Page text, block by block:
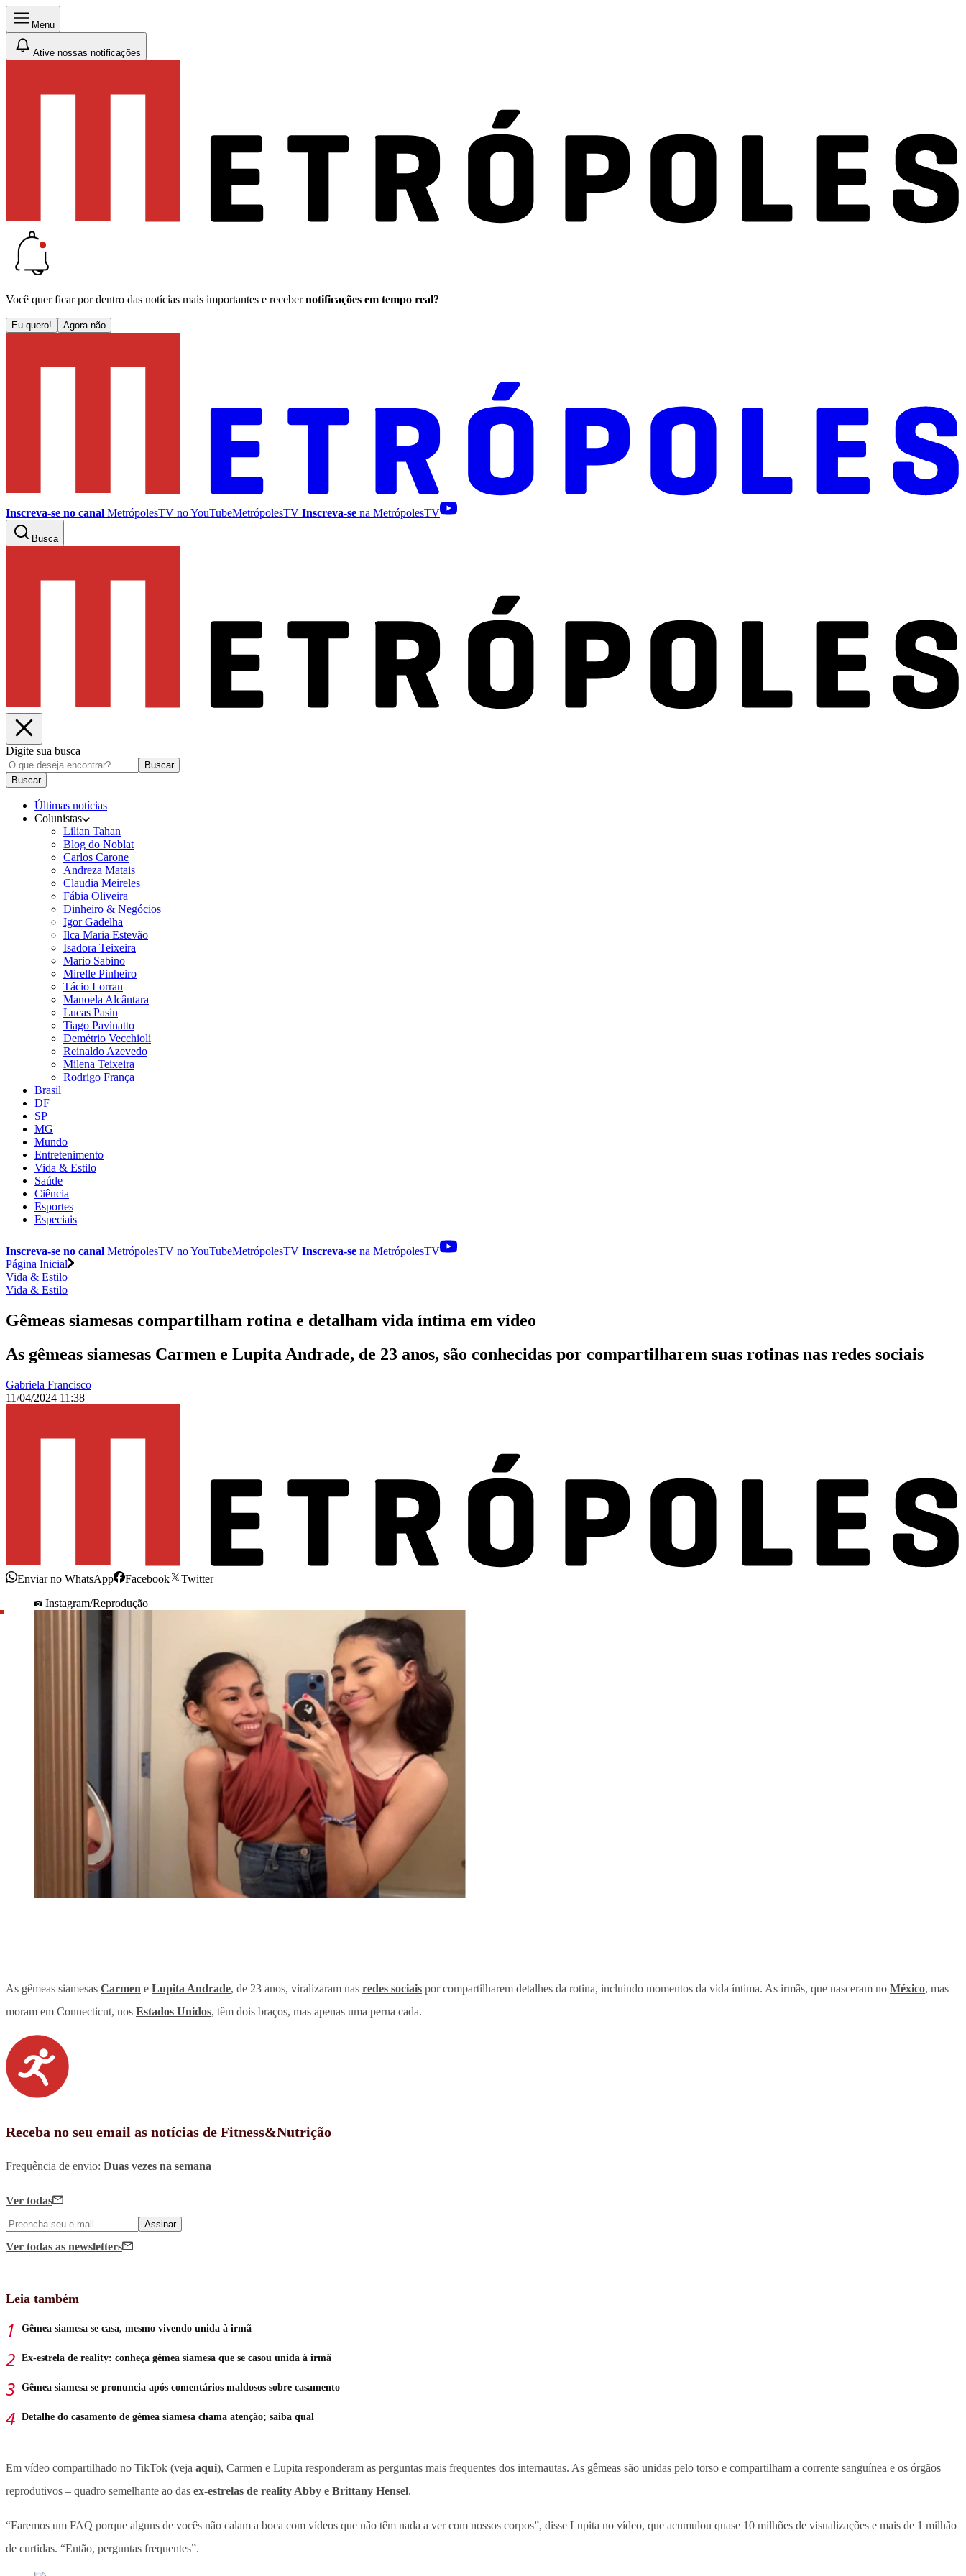
Menu
Ative nossas notificações
Você quer ficar por dentro das notícias mais importantes e receber notificações em tempo real?
Eu quero! Agora não
Inscreva-se no canal MetrópolesTV noYouTubeMetrópolesTV Inscreva-se na MetrópolesTV
Busca
Digite sua busca
Buscar
Buscar
Últimas notícias
Colunistas
Lilian Tahan
Blog do Noblat
Carlos Carone
Andreza Matais
Claudia Meireles
Fábia Oliveira
Dinheiro & Negócios
Igor Gadelha
Ilca Maria Estevão
Isadora Teixeira
Mario Sabino
Mirelle Pinheiro
Tácio Lorran
Manoela Alcântara
Lucas Pasin
Tiago Pavinatto
Demétrio Vecchioli
Reinaldo Azevedo
Milena Teixeira
Rodrigo França
Brasil
DF
SP
MG
Mundo
Entretenimento
Vida & Estilo
Saúde
Ciência
Esportes
Especiais
Inscreva-se no canal MetrópolesTV noYouTubeMetrópolesTV Inscreva-se na MetrópolesTV
Página Inicial
Vida & Estilo
Vida & Estilo
Gêmeas siamesas compartilham rotina e detalham vida íntima em vídeo
As gêmeas siamesas Carmen e Lupita Andrade, de 23 anos, são conhecidas por compartilharem suas rotinas nas redes sociais
Gabriela Francisco
11/04/2024 11:38
Enviar no WhatsApp Facebook
Twitter
Instagram/Reprodução
As gêmeas siamesas Carmen e Lupita Andrade, de 23 anos, viralizaram nas redes sociais por compartilharem detalhes da rotina, incluindo momentos da vida íntima. As irmãs, que nasceram no México, mas
moram em Connecticut, nos Estados Unidos, têm dois braços, mas apenas uma perna cada.
Receba no seu email as notícias de Fitness&Nutrição
Frequência de envio: Duas vezes na semana
Ver todas
Assinar
Ver todas as newsletters
Leia também
Gêmea siamesa se casa, mesmo vivendo unida à irmã
Ex-estrela de reality: conheça gêmea siamesa que se casou unida à irmã
Gêmea siamesa se pronuncia após comentários maldosos sobre casamento
Detalhe do casamento de gêmea siamesa chama atenção; saiba qual
Em vídeo compartilhado no TikTok (veja aqui), Carmen e Lupita responderam as perguntas mais frequentes dos internautas. As gêmeas são unidas pelo torso e compartilham a corrente sanguínea e os órgãos
reprodutivos – quadro semelhante ao das ex-estrelas de reality Abby e Brittany Hensel.
“Faremos um FAQ porque alguns de vocês não calam a boca com vídeos que não têm nada a ver com nossos corpos”, disse Lupita no vídeo, que acumulou quase 10 milhões de visualizações e mais de 1 milhão
de curtidas. “Então, perguntas frequentes”.